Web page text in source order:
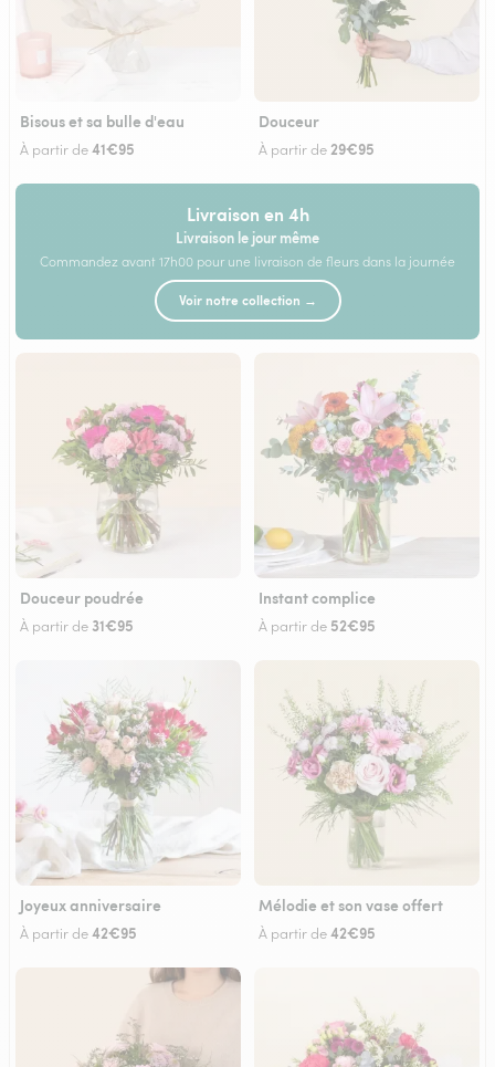
Bisous et sa bulle d'eau
À partir de41€95
Douceur
À partir de29€95
Livraison en 4h
Livraison le jour même
Commandez avant 17h00 pour une livraison de fleurs dans la journée
Voir notre collection →
Douceur poudrée
À partir de 31€95
Instant complice
À partir de 52€95
Joyeux anniversaire
À partir de42€95
Mélodie et son vase offert
À partir de42€95